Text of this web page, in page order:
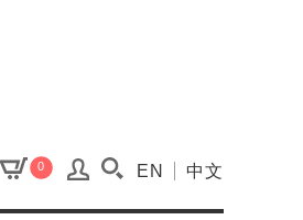
0 搜尋(開啟搜尋視窗)
EN 中文